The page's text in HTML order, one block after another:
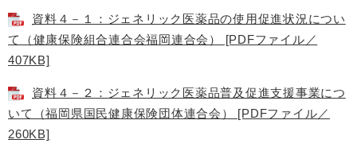
資料４－１：ジェネリック医薬品の使用促進状況につい
て（健康保険組合連合会福岡連合会） [PDFファイル／
407KB]
資料４－２：ジェネリック医薬品普及促進支援事業につ
いて（福岡県国民健康保険団体連合会） [PDFファイル／
260KB]